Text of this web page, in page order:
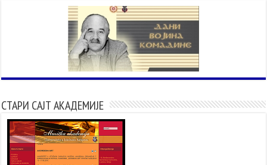
СТАРИ САЈТ АКАДЕМИЈЕ